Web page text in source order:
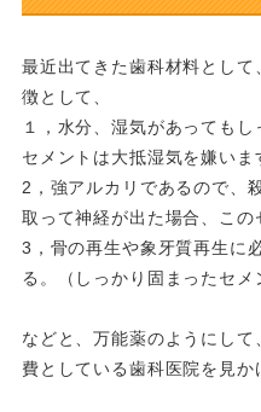
最近出てきた歯科材料とし
徴として、
１，水分、湿気があっても
セメントは大抵湿気を嫌いま
2，強アルカリであるので、
取って神経が出た場合、この
3，骨の再生や象牙質再生に
る。（しっかり固まったセメ
などと、万能薬のようにし
費としている歯科医院を見か